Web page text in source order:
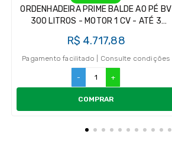
ORDENHADEIRA PRIME BALDE AO PÉ BV
300 LITROS - MOTOR 1 CV - ATÉ 3
R$ 4.717,88
Pagamento facilitado | Consulte condições
- +
COMPRAR